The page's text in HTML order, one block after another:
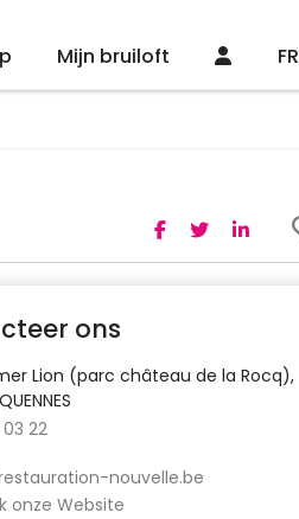
Mijn bruiloft FR
ons
Lion (parc château de la Rocq),
03 22
nouvelle.be
onze Website